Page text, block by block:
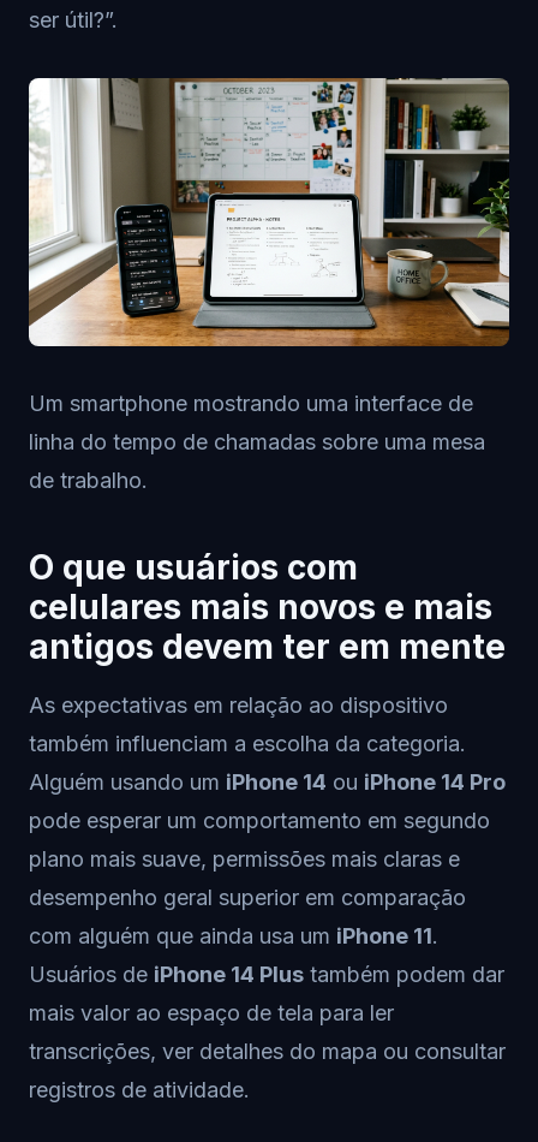
ser útil?”.
Um smartphone mostrando uma interface de
linha do tempo de chamadas sobre uma mesa
de trabalho.
O que usuários com
celulares mais novos e mais
antigos devem ter em mente
As expectativas em relação ao dispositivo
também influenciam a escolha da categoria.
Alguém usando um iPhone 14 ou iPhone 14 Pro
pode esperar um comportamento em segundo
plano mais suave, permissões mais claras e
desempenho geral superior em comparação
com alguém que ainda usa um iPhone 11.
Usuários de iPhone 14 Plus também podem dar
mais valor ao espaço de tela para ler
transcrições, ver detalhes do mapa ou consultar
registros de atividade.